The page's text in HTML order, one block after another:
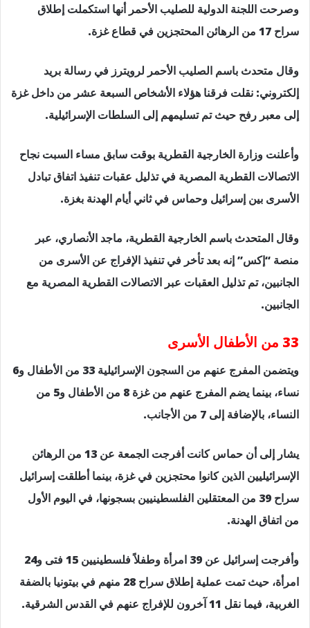
وصرحت اللجنة الدولية للصليب الأحمر أنها استكملت إطلاق
سراح 17 من الرهائن المحتجزين في قطاع غزة.
وقال متحدث باسم الصليب الأحمر لرويترز في رسالة بريد
إلكتروني: نقلت فرقنا هؤلاء الأشخاص السبعة عشر من داخل غزة
إلى معبر رفح حيث تم تسليمهم إلى السلطات الإسرائيلية.
وأعلنت وزارة الخارجية القطرية بوقت سابق مساء السبت نجاح
الاتصالات القطرية المصرية في تذليل عقبات تنفيذ اتفاق تبادل
الأسرى بين إسرائيل وحماس في ثاني أيام الهدنة بغزة.
وقال المتحدث باسم الخارجية القطرية، ماجد الأنصاري، عبر
منصة “إكس” إنه بعد تأخر في تنفيذ الإفراج عن الأسرى من
الجانبين، تم تذليل العقبات عبر الاتصالات القطرية المصرية مع
الجانبين.
33 من الأطفال الأسرى
ويتضمن المفرج عنهم من السجون الإسرائيلية 33 من الأطفال و6
نساء، بينما يضم المفرج عنهم من غزة 8 من الأطفال و5 من
النساء، بالإضافة إلى 7 من الأجانب.
يشار إلى أن حماس كانت أفرجت الجمعة عن 13 من الرهائن
الإسرائيليين الذين كانوا محتجزين في غزة، بينما أطلقت إسرائيل
سراح 39 من المعتقلين الفلسطينيين بسجونها، في اليوم الأول
من اتفاق الهدنة.
وأفرجت إسرائيل عن 39 امرأة وطفلاً فلسطينيين 15 فتى و24
امرأة، حيث تمت عملية إطلاق سراح 28 منهم في بيتونيا بالضفة
الغربية، فيما نقل 11 آخرون للإفراج عنهم في القدس الشرقية.